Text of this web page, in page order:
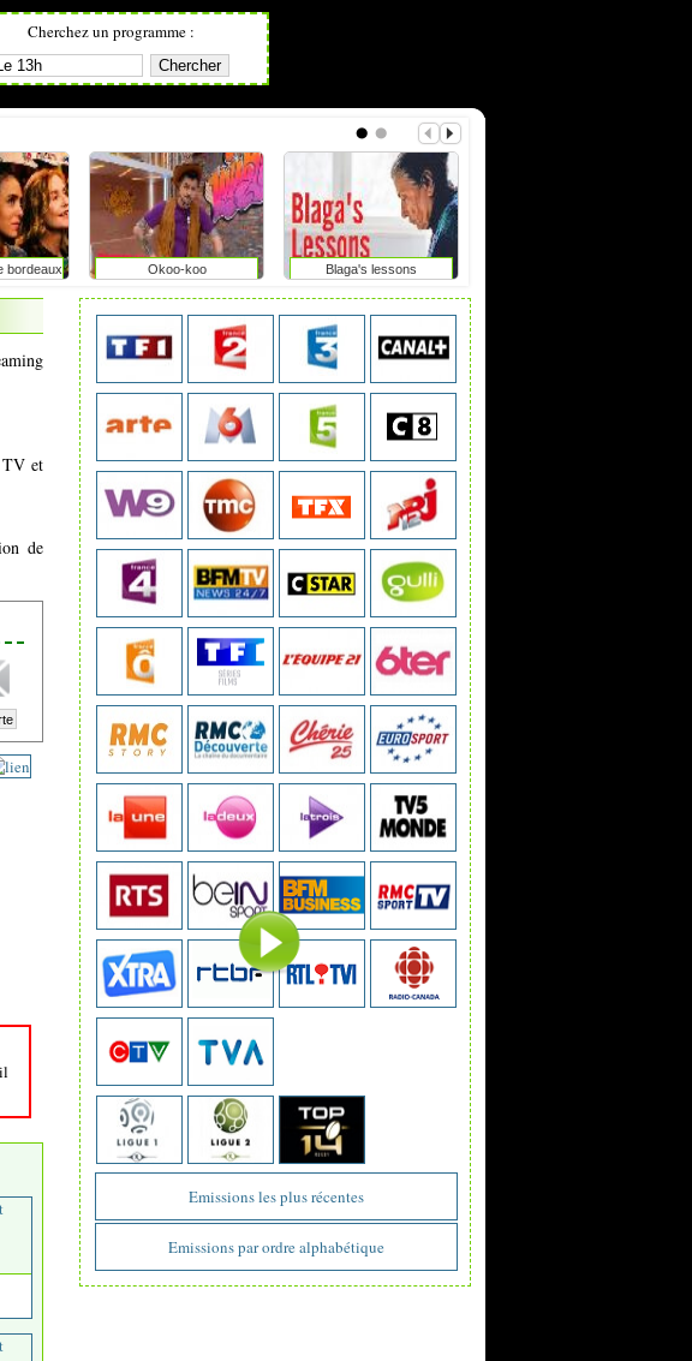
Cherchez un programme :
bordeaux Okoo-koo Blaga's lessons
Emissions les plus récentes
Emissions par ordre alphabétique
TV et
de